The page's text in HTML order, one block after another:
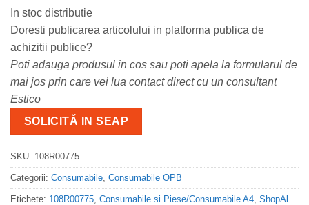
In stoc distributie
Doresti publicarea articolului in platforma publica de
achizitii publice?
Poti adauga produsul in cos sau poti apela la formularul de
mai jos prin care vei lua contact direct cu un consultant
Estico
SOLICITĂ IN SEAP
SKU: 108R00775
Categorii: Consumabile Consumabile OPB
Etichete: 108R00775 Consumabile si Piese/Consumabile A4 ShopAl